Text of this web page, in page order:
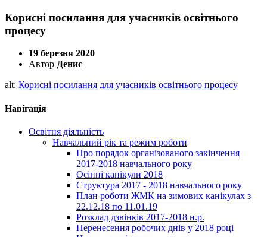
Корисні посилання для учасників освітнього
процесу
19 березня 2020
Автор Денис
alt: Корисні посилання для учасників освітнього процесу
Навігація
Освітня діяльність
Навчальний рік та режим роботи
Про порядок організованого закінчення
2017-2018 навчального року
Осінні канікули 2018
Структура 2017 - 2018 навчального року
План роботи ЖМК на зимових канікулах з
22.12.18 по 11.01.19
Розклад дзвінків 2017-2018 н.р.
Перенесення робочих днів у 2018 році